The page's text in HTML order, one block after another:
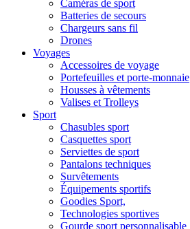
Caméras de sport
Batteries de secours
Chargeurs sans fil
Drones
Voyages
Accessoires de voyage
Portefeuilles et porte-monnaie
Housses à vêtements
Valises et Trolleys
Sport
Chasubles sport
Casquettes sport
Serviettes de sport
Pantalons techniques
Survêtements
Équipements sportifs
Goodies Sport,
Technologies sportives
Gourde sport personnalisable